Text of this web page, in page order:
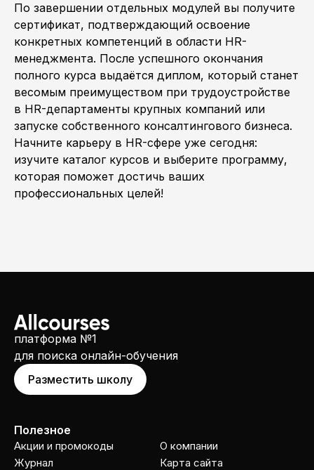
По завершении отдельных модулей вы получите
сертификат, подтверждающий освоение
конкретных компетенций в области HR-
менеджмента. После успешного окончания
полного курса выдаётся диплом, который станет
весомым преимуществом при трудоустройстве
в HR-департаменты крупных компаний или
запуске собственного консалтингового бизнеса.
Начните карьеру в HR-сфере уже сегодня:
изучите каталог курсов и выберите программу,
которая поможет достичь ваших
профессиональных целей!
платформа №1
для поиска онлайн-обучения
Разместить школу
Полезное
Акции и промокоды
Журнал
О компании
Карта сайта